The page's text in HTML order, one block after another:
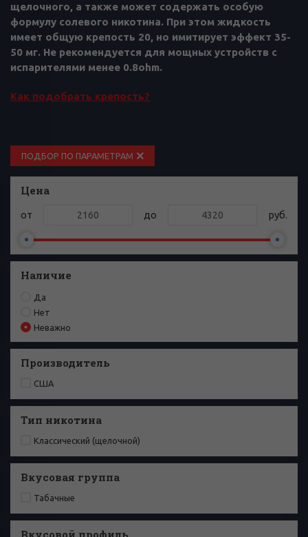
щелочного, а также может содержать особую
формулу солевого никотина. При этом жидкость
имеет общую крепость 20, но имитирует эффект 35-
50 мг. Не рекомендуется для мощных устройств с
испарителями менее 0.8ohm.
Как подобрать крепость?
ПОДБОР ПО ПАРАМЕТРАМ
Цена
от до руб.
Наличие
Да
Нет
Неважно
Производитель
США
Тип никотина
Классический (щелочной)
Вкусовая группа
Табачные
Вкусовой профиль